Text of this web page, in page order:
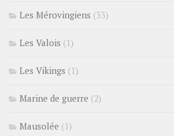
Les Mérovingiens (33)
Les Valois (1)
Les Vikings (1)
Marine de guerre (2)
Mausolée (1)